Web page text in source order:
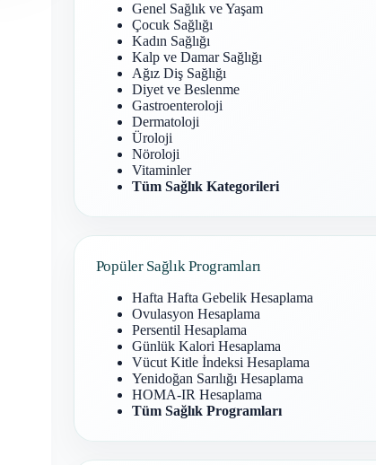
Genel Sağlık ve Yaşam
Çocuk Sağlığı
Kadın Sağlığı
Kalp ve Damar Sağlığı
Ağız Diş Sağlığı
Diyet ve Beslenme
Gastroenteroloji
Dermatoloji
Üroloji
Nöroloji
Vitaminler
Tüm Sağlık Kategorileri
Popüler Sağlık Programları
Hafta Hafta Gebelik Hesaplama
Ovulasyon Hesaplama
Persentil Hesaplama
Günlük Kalori Hesaplama
Vücut Kitle İndeksi Hesaplama
Yenidoğan Sarılığı Hesaplama
HOMA-IR Hesaplama
Tüm Sağlık Programları